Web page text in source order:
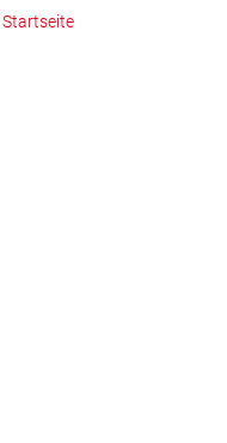
Startseite